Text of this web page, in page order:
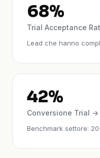
68%
Trial Acceptance
Lead che hanno
42%
Conversione Trial →
Benchmark settore: